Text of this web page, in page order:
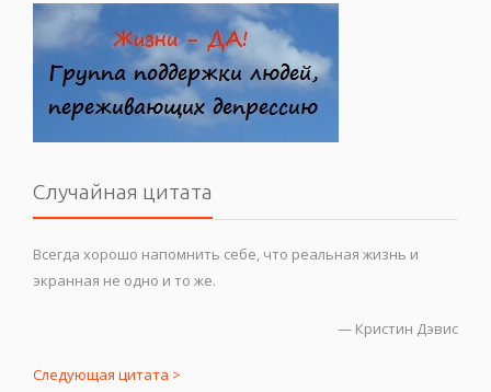
Случайная цитата
Всегда хорошо напомнить себе, что реальная жизнь и
экранная не одно и то же.
— Кристин Дэвис
Следующая цитата >